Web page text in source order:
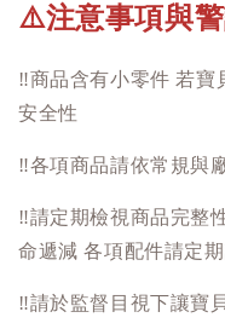
⚠️注意事項與
‼️商品含有小零件 若寶
安全性
‼️各項商品請依常規與
‼️請定期檢視商品完整
命遞減 各項配件請定
‼️請於監督目視下讓寶